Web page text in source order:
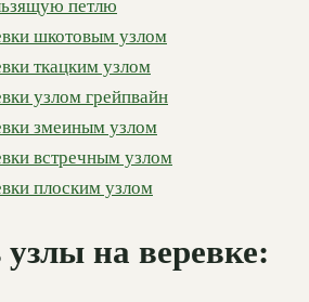
петлю
шкотовым узлом
ткацким узлом
узлом грейпвайн
змеиным узлом
встречным узлом
плоским узлом
на веревке: